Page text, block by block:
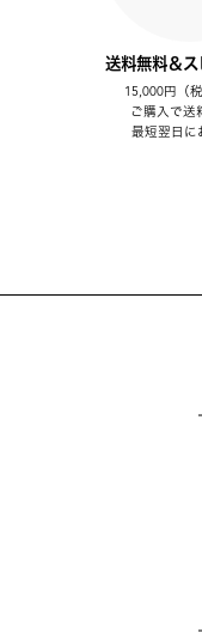
送料無料＆
15,000円（
ご購入で送
最短翌日に